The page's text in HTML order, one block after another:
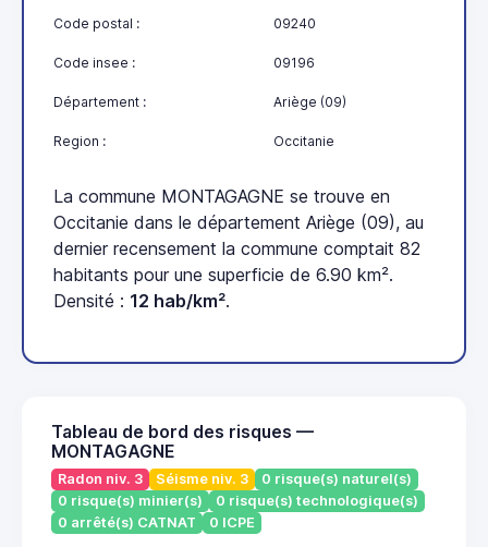
Code postal : 09240
Code insee : 09196
Département : Ariège (09)
Region : Occitanie
La commune MONTAGAGNE se trouve en
Occitanie dans le département Ariège (09), au
dernier recensement la commune comptait 82
habitants pour une superficie de 6.90 km².
Densité : 12 hab/km².
Tableau de bord des risques —
MONTAGAGNE
Radon niv. 3 Séisme niv. 3
0 risque(s) naturel(s)
0 risque(s) minier(s)
0 risque(s) technologique(s)
0 arrêté(s) CATNAT
0 ICPE